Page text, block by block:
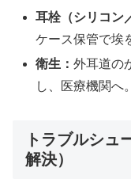
耳栓（シリコン
ケース保管で埃
衛生：外耳道の
し、医療機関へ
トラブルシュ
解決）